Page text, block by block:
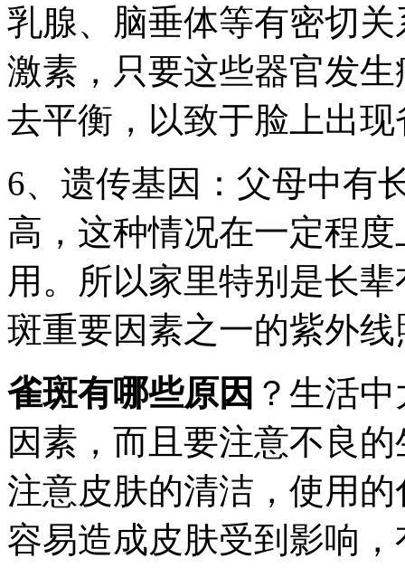
乳腺、脑垂体等有密切
激素，只要这些器官发
去平衡，以致于脸上出现
6、遗传基因：父母中有
高，这种情况在一定程
用。所以家里特别是长
斑重要因素之一的紫外线
雀斑有哪些原因 ？生活
因素，而且要注意不良
注意皮肤的清洁，使用
容易造成皮肤受到影响